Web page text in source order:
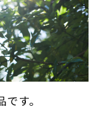
す。